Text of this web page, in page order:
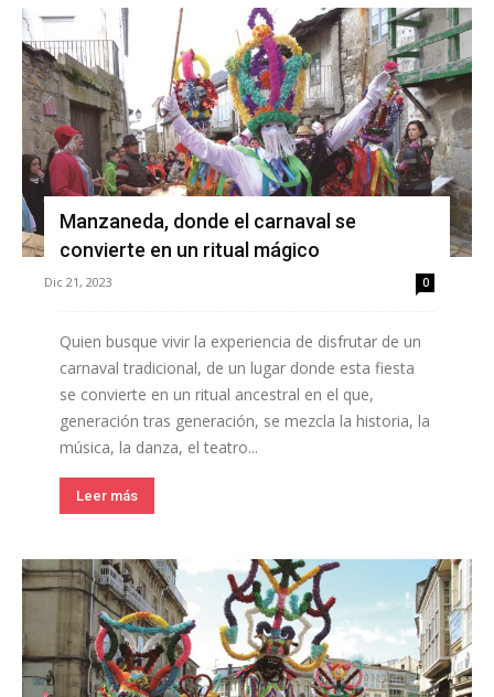
Manzaneda, donde el carnaval se
convierte en un ritual mágico
Dic 21, 2023 0
Quien busque vivir la experiencia de disfrutar de un
carnaval tradicional, de un lugar donde esta fiesta
se convierte en un ritual ancestral en el que,
generación tras generación, se mezcla la historia, la
música, la danza, el teatro...
Leer más